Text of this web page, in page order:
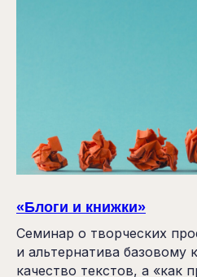
«Блоги и книжки»
Семинар о творческих
и альтернатива базовому
качество текстов, а «как